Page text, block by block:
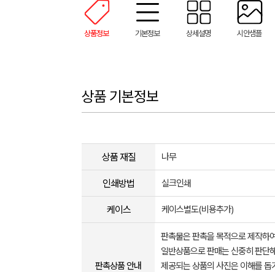
상품정보 기본정보 상세설명 시안샘플
상품 기본정보
상품 재질 나무
인쇄방법 실크인쇄
케이스 케이스별도(비용추가)
판촉상품 안내
판촉물은 판촉을 목적으로 제작하
일반상품으로 판매는 신중히 판단
제공되는 상품의 사진은 이해를